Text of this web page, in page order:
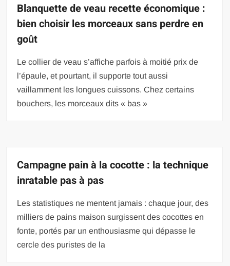
Blanquette de veau recette économique :
bien choisir les morceaux sans perdre en
goût
Le collier de veau s’affiche parfois à moitié prix de
l’épaule, et pourtant, il supporte tout aussi
vaillamment les longues cuissons. Chez certains
bouchers, les morceaux dits « bas »
Campagne pain à la cocotte : la technique
inratable pas à pas
Les statistiques ne mentent jamais : chaque jour, des
milliers de pains maison surgissent des cocottes en
fonte, portés par un enthousiasme qui dépasse le
cercle des puristes de la